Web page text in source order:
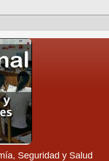
Seguridad y Salud